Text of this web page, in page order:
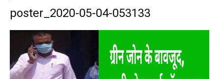
poster_2020-05-04-053133